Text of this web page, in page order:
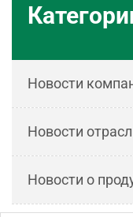
Новости
Новости
Новости о